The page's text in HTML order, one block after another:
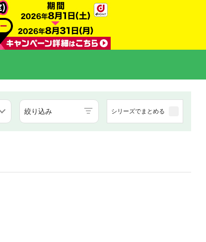
絞り込み シリーズでまとめる